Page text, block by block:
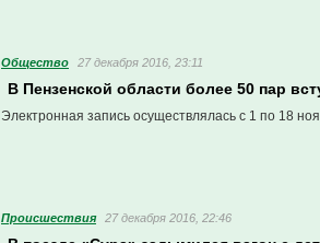
Общество 27 декабря 2016, 23:11
В Пензенской области более 50 пар
Электронная запись осуществлялась с 1 по 18
Проиcшествия 27 декабря 2016, 22:46